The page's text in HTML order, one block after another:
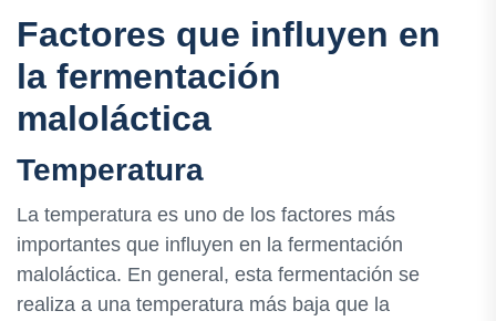
Factores que influyen en
la fermentación
maloláctica
Temperatura
La temperatura es uno de los factores más
importantes que influyen en la fermentación
maloláctica. En general, esta fermentación se
realiza a una temperatura más baja que la